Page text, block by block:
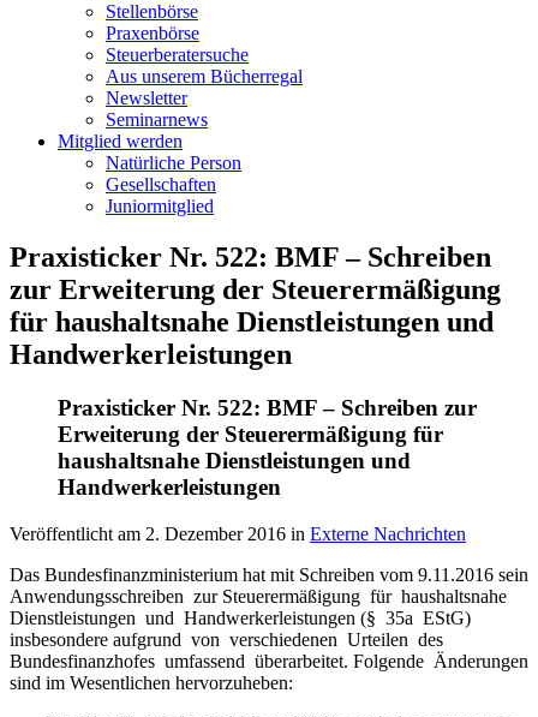
Stellenbörse
Praxenbörse
Steuerberatersuche
Aus unserem Bücherregal
Newsletter
Seminarnews
Mitglied werden
Natürliche Person
Gesellschaften
Juniormitglied
Praxisticker Nr. 522: BMF – Schreiben
zur Erweiterung der Steuerermäßigung
für haushaltsnahe Dienstleistungen und
Handwerkerleistungen
Praxisticker Nr. 522: BMF – Schreiben zur
Erweiterung der Steuerermäßigung für
haushaltsnahe Dienstleistungen und
Handwerkerleistungen
Veröffentlicht am 2. Dezember 2016 in Externe Nachrichten
Das Bundesfinanzministerium hat mit Schreiben vom 9.11.2016 sein
Anwendungsschreiben zur Steuerermäßigung für haushaltsnahe
Dienstleistungen und Handwerkerleistungen (§ 35a EStG)
insbesondere aufgrund von verschiedenen Urteilen des
Bundesfinanzhofes umfassend überarbeitet. Folgende Änderungen
sind im Wesentlichen hervorzuheben: